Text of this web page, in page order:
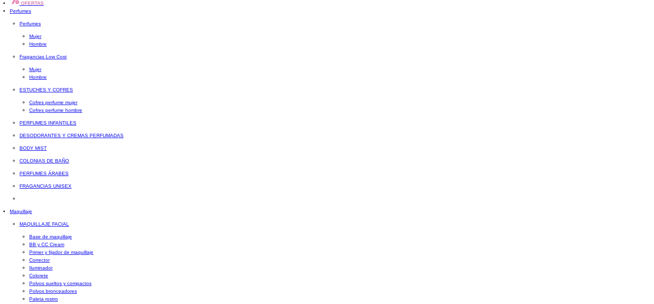
OFERTAS
Perfumes
Perfumes
Mujer
Hombre
Fragancias Low Cost
Mujer
Hombre
ESTUCHES Y COFRES
Cofres perfume mujer
Cofres perfume hombre
PERFUMES INFANTILES
DESODORANTES Y CREMAS PERFUMADAS
BODY MIST
COLONIAS DE BAÑO
PERFUMES ÁRABES
FRAGANCIAS UNISEX
Maquillaje
MAQUILLAJE FACIAL
Base de maquillaje
BB y CC Cream
Primer y fijador de maquillaje
Corrector
Iluminador
Colorete
Polvos sueltos y compactos
Polvos bronceadores
Paleta rostro